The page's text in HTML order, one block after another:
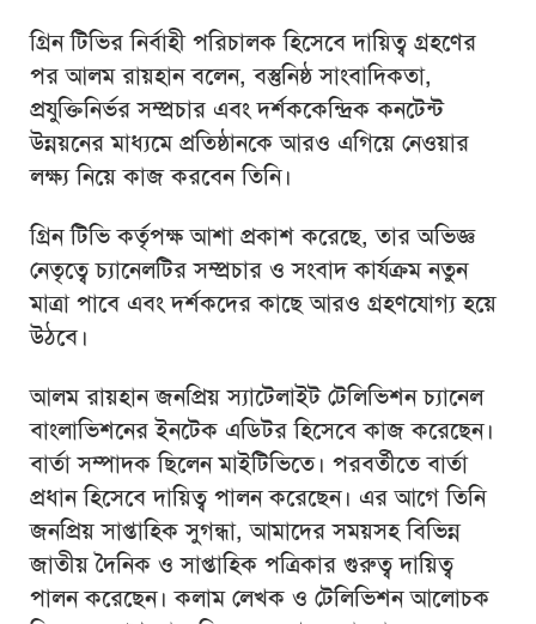
গ্রিন টিভির নির্বাহী পরিচালক হিসেবে দায়িত্ব গ্রহণের
পর আলম রায়হান বলেন, বস্তুনিষ্ঠ সাংবাদিকতা,
প্রযুক্তিনির্ভর সম্প্রচার এবং দর্শককেন্দ্রিক কনটেন্ট
উন্নয়নের মাধ্যমে প্রতিষ্ঠানকে আরও এগিয়ে নেওয়ার
লক্ষ্য নিয়ে কাজ করবেন তিনি।
গ্রিন টিভি কর্তৃপক্ষ আশা প্রকাশ করেছে, তার অভিজ্ঞ
নেতৃত্বে চ্যানেলটির সম্প্রচার ও সংবাদ কার্যক্রম নতুন
মাত্রা পাবে এবং দর্শকদের কাছে আরও গ্রহণযোগ্য হয়ে
উঠবে।
আলম রায়হান জনপ্রিয় স্যাটেলাইট টেলিভিশন চ্যানেল
বাংলাভিশনের ইনটেক এডিটর হিসেবে কাজ করেছেন।
বার্তা সম্পাদক ছিলেন মাইটিভিতে। পরবর্তীতে বার্তা
প্রধান হিসেবে দায়িত্ব পালন করেছেন। এর আগে তিনি
জনপ্রিয় সাপ্তাহিক সুগন্ধা, আমাদের সময়সহ বিভিন্ন
জাতীয় দৈনিক ও সাপ্তাহিক পত্রিকার গুরুত্ব দায়িত্ব
পালন করেছেন। কলাম লেখক ও টেলিভিশন আলোচক